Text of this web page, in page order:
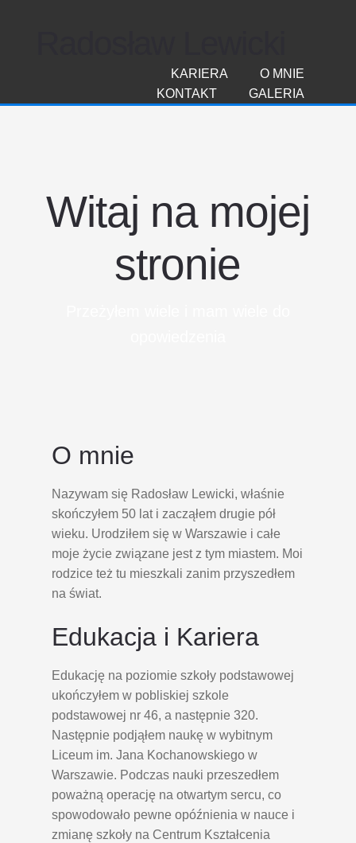
O MNIE
KARIERA
GALERIA
KONTAKT
Witaj na mojej
stronie
O mnie
Nazywam się Radosław Lewicki, właśnie
skończyłem 50 lat i zacząłem drugie pół
wieku. Urodziłem się w Warszawie i całe
moje życie związane jest z tym miastem. Moi
rodzice też tu mieszkali zanim przyszedłem
na świat.
Edukacja i Kariera
Edukację na poziomie szkoły podstawowej
ukończyłem w pobliskiej szkole
podstawowej nr 46, a następnie 320.
Następnie podjąłem naukę w wybitnym
Liceum im. Jana Kochanowskiego w
Warszawie. Podczas nauki przeszedłem
poważną operację na otwartym sercu, co
spowodowało pewne opóźnienia w nauce i
zmianę szkoły na Centrum Kształcenia